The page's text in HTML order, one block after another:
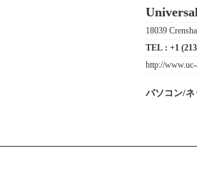
18039
TEL : +1
http://www.uc-
パソコン/